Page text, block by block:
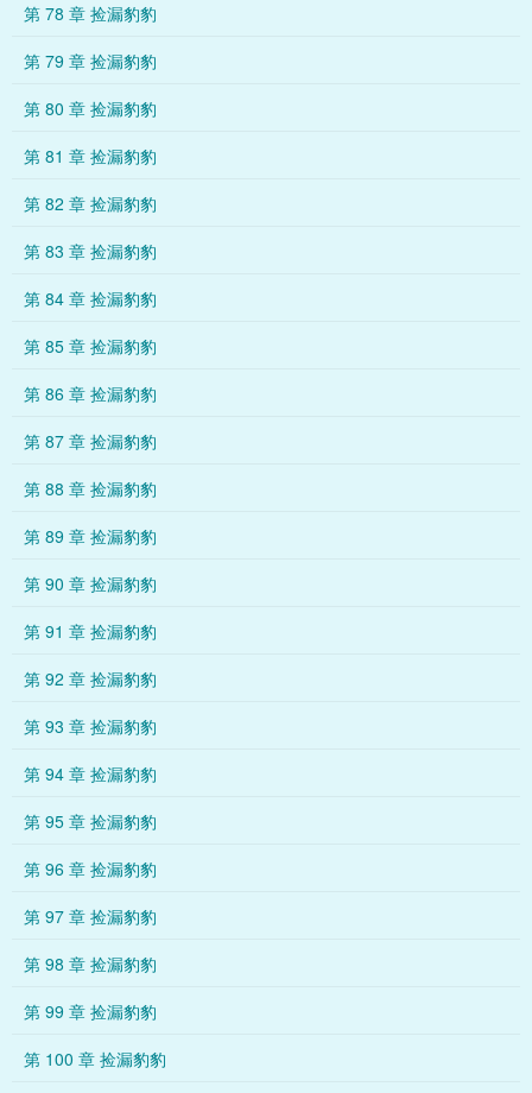
第 78 章 捡漏豹豹
第 79 章 捡漏豹豹
第 80 章 捡漏豹豹
第 81 章 捡漏豹豹
第 82 章 捡漏豹豹
第 83 章 捡漏豹豹
第 84 章 捡漏豹豹
第 85 章 捡漏豹豹
第 86 章 捡漏豹豹
第 87 章 捡漏豹豹
第 88 章 捡漏豹豹
第 89 章 捡漏豹豹
第 90 章 捡漏豹豹
第 91 章 捡漏豹豹
第 92 章 捡漏豹豹
第 93 章 捡漏豹豹
第 94 章 捡漏豹豹
第 95 章 捡漏豹豹
第 96 章 捡漏豹豹
第 97 章 捡漏豹豹
第 98 章 捡漏豹豹
第 99 章 捡漏豹豹
第 100 章 捡漏豹豹